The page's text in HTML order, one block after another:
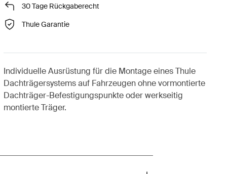
30 Tage Rückgaberecht
Thule Garantie
Individuelle Ausrüstung für die Montage eines Thule
Dachträgersystems auf Fahrzeugen ohne vormontierte
Dachträger-Befestigungspunkte oder werkseitig
montierte Träger.